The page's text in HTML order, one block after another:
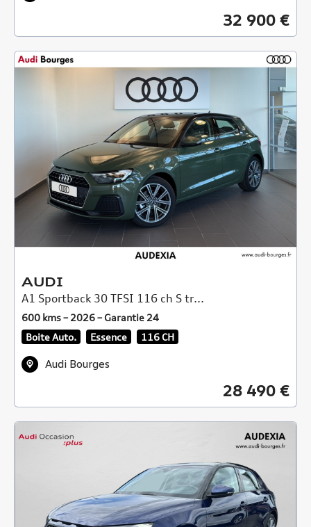
32 900 €
AUDI
A1 Sportback 30 TFSI 116 ch S tr...
600 kms – 2026 – Garantie 24
Boite Auto.
Essence 116 CH
Audi Bourges
28 490 €